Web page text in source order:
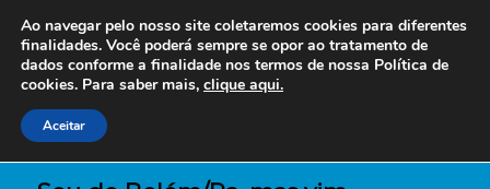
Ao navegar pelo nosso site coletaremos cookies para diferentes
finalidades. Você poderá sempre se opor ao tratamento de
dados conforme a finalidade nos termos de nossa Política de
cookies. Para saber mais, clique aqui.
Aceitar